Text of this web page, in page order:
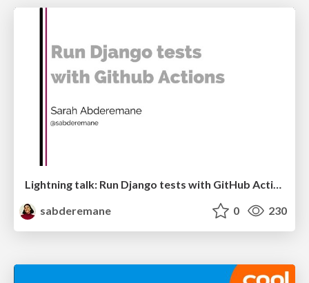
Lightning talk: Run Django tests with GitHub Actions
sabderemane
0 230